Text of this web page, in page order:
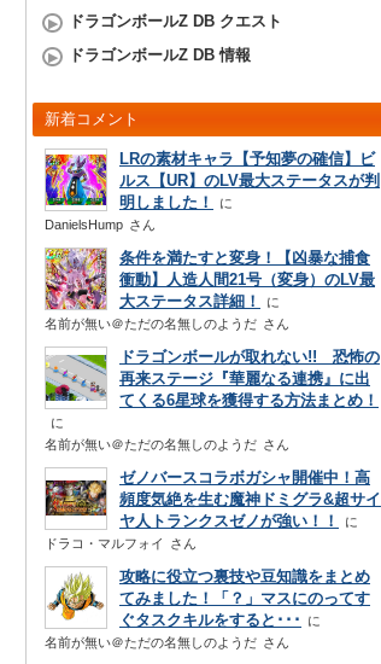
ドラゴンボールZ DB クエスト
ドラゴンボールZ DB 情報
新着コメント
LRの素材キャラ【予知夢の確信】ビ
ルス【UR】のLV最大ステータスが判
明しました！
DanielsHump さん
条件を満たすと変身！【凶暴な捕食
衝動】人造人間21号（変身）のLV最
大ステータス詳細！
名前が無い＠ただの名無しのようだ さん
ドラゴンボールが取れない!! 恐怖の
再来ステージ『華麗なる連携』に出
てくる6星球を獲得する方法まとめ！
名前が無い＠ただの名無しのようだ さん
ゼノバースコラボガシャ開催中！高
頻度気絶を生む魔神ドミグラ&超サイ
ヤ人トランクスゼノが強い！！
ドラコ・マルフォイ さん
攻略に役立つ裏技や豆知識をまとめ
てみました！「？」マスにのってす
ぐタスクキルをすると･･･
名前が無い＠ただの名無しのようだ さん